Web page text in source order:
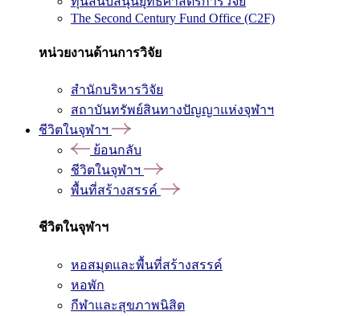
The Second Century Fund Office (C2F)
หน่วยงานด้านการวิจัย
สำนักบริหารวิจัย
สถาบันทรัพย์สินทางปัญญาแห่งจุฬาฯ
ชีวิตในจุฬาฯ
ย้อนกลับ
ชีวิตในจุฬาฯ
พื้นที่สร้างสรรค์
ชีวิตในจุฬาฯ
หอสมุดและพื้นที่สร้างสรรค์
หอพัก
กีฬาและสุขภาพนิสิต